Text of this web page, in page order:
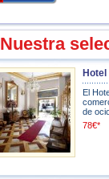
Nuestra
El
de
78€*